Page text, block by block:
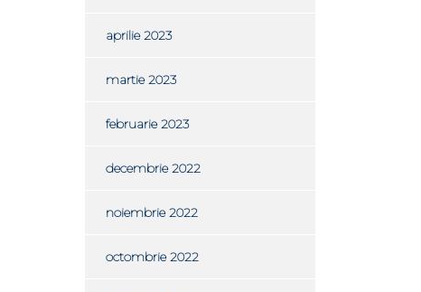
aprilie 2023
martie 2023
februarie 2023
decembrie 2022
noiembrie 2022
octombrie 2022